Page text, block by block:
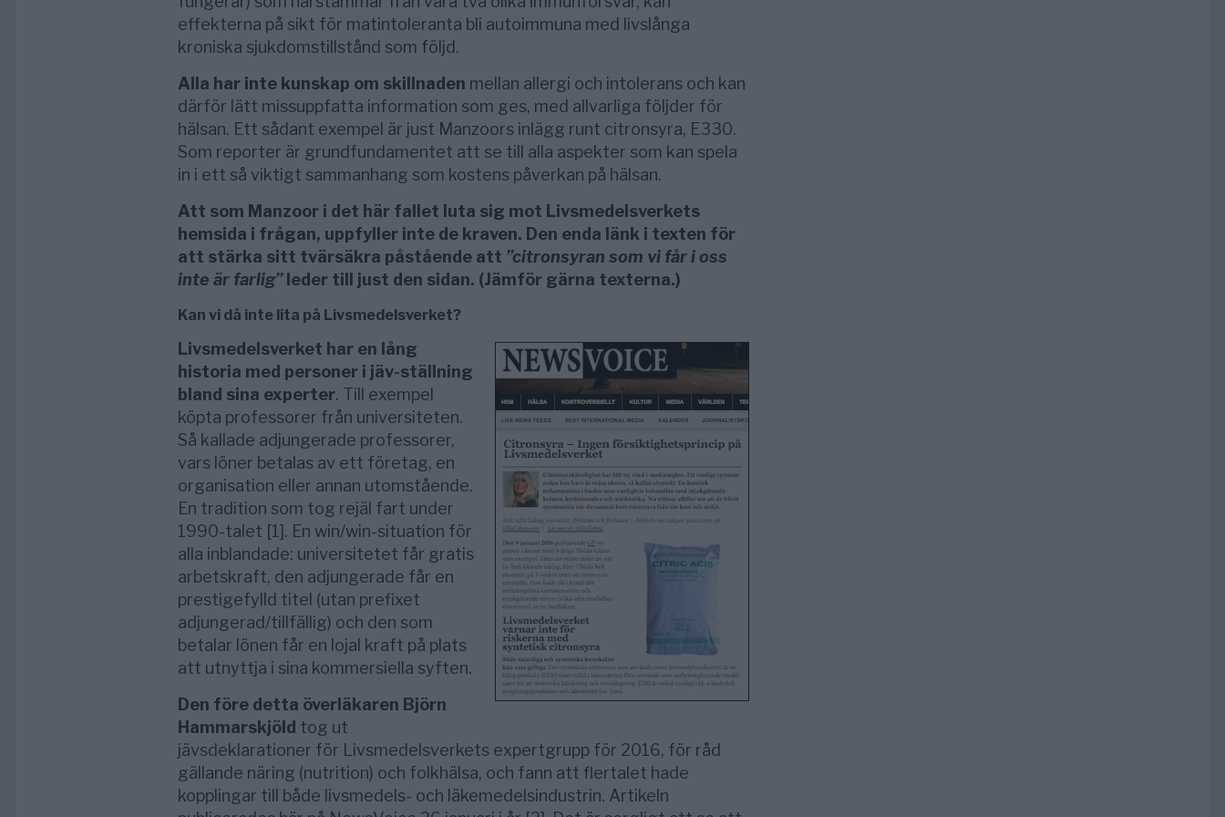
effekterna på sikt för matintoleranta bli autoimmuna med livslånga
kroniska sjukdomstillstånd som följd.
Alla har inte kunskap om skillnaden mellan allergi och intolerans och kan
därför lätt missuppfatta information som ges, med allvarliga följder för
hälsan. Ett sådant exempel är just Manzoors inlägg runt citronsyra, E330.
Som reporter är grundfundamentet att se till alla aspekter som kan spela
in i ett så viktigt sammanhang som kostens påverkan på hälsan.
Att som Manzoor i det här fallet luta sig mot Livsmedelsverkets
hemsida i frågan, uppfyller inte de kraven. Den enda länk i texten för
att stärka sitt tvärsäkra påstående att ”citronsyran som vi får i oss
inte är farlig”leder till just den sidan. (Jämför gärna texterna.)
Kan vi då inte lita på Livsmedelsverket?
Livsmedelsverket har en lång
historia med personer i jäv-ställning
bland sina experter. Till exempel
köpta professorer från universiteten.
Så kallade adjungerade professorer,
vars löner betalas av ett företag, en
organisation eller annan utomstående.
En tradition som tog rejäl fart under
1990-talet [1]. En win/win-situation för
alla inblandade: universitetet får gratis
arbetskraft, den adjungerade får en
prestigefylld titel (utan prefixet
adjungerad/tillfällig) och den som
betalar lönen får en lojal kraft på plats
att utnyttja i sina kommersiella syften.
Den före detta överläkaren Björn
Hammarskjöld tog ut
jävsdeklarationer för Livsmedelsverkets expertgrupp för 2016, för råd
gällande näring (nutrition) och folkhälsa, och fann att flertalet hade
kopplingar till både livsmedels- och läkemedelsindustrin. Artikeln